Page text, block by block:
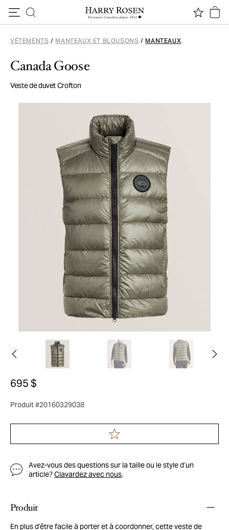
VÊTEMENTS / MANTEAUX ET BLOUSONS / MANTEAUX
Canada Goose
Veste de duvet Crofton
695 $
Produit #20160329038
Avez-vous des questions sur la taille ou le style d’un
article?Clavardez avec nous.
Produit
En plus d’être facile à porter et à coordonner, cette veste de